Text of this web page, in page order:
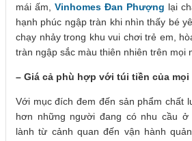
mái ấm, Vinhomes Đan Phượng lại
hạnh phúc ngập tràn khi nhìn thấy bé
chạy nhảy trong khu vui chơi trẻ em,
tràn ngập sắc màu thiên nhiên trên mọi
– Giá cả phù hợp với túi tiền của mọi
Với mục đích đem đến sản phẩm chất
hơn những người đang có nhu cầu
lành từ cảnh quan đến vận hành